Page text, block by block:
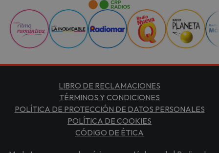
LIBRO DE RECLAMACIONES
TÉRMINOS Y CONDICIONES
POLÍTICA DE PROTECCIÓN DE DATOS PERSONALES
POLÍTICA DE COOKIES
CÓDIGO DE ÉTICA